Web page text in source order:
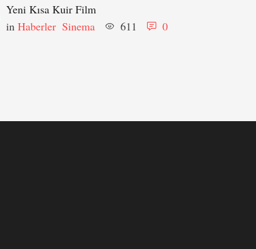
Yeni Kısa Kuir Film
in Haberler Sinema 611 0